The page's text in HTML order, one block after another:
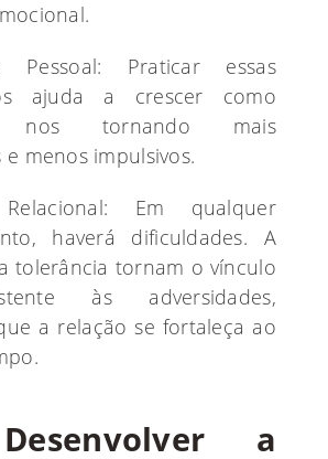
Pessoal: Praticar essas
ajuda a crescer como
nos tornando mais
e menos impulsivos.
Relacional: Em qualquer
haverá dificuldades. A
tolerância tornam o vínculo
às adversidades,
a relação se fortaleça ao
a